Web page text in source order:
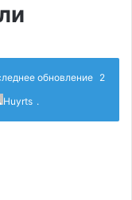
обновление 2
Huyrts .